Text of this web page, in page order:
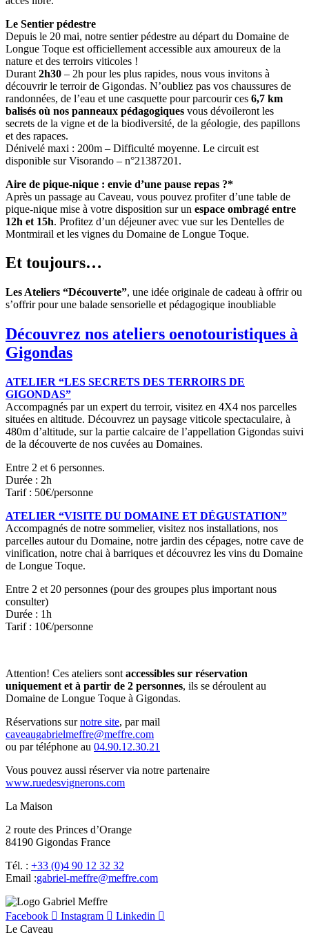
Le Sentier pédestre
Depuis le 20 mai, notre sentier pédestre au départ du Domaine de
Longue Toque est officiellement accessible aux amoureux de la
nature et des terroirs viticoles !
Durant 2h30 – 2h pour les plus rapides, nous vous invitons à
découvrir le terroirde Gigondas. N’oubliez pas vos chaussures de
randonnées, de l’eau et une casquette pour parcourir ces 6,7 km
balisés où nos panneaux pédagogiques vous dévoileront les
secrets de la vigne et de la biodiversité, de la géologie, des papillons
et des rapaces.
Dénivelé maxi : 200m – Difficulté moyenne. Le circuit est
disponible sur Visorando – n°21387201.
Aire de pique-nique : envie d’une pause repas ?*
Après un passage au Caveau, vous pouvez profiter d’une table de
pique-nique mise à votre disposition sur un espace ombragé entre
12h et 15h. Profitez d’un déjeuner avec vue sur les Dentelles de
Montmirail et les vignes du Domaine de Longue Toque.
Et toujours…
Les Ateliers “Découverte”, une idée originale de cadeau à offrir ou
s’offrir pour une balade sensorielle et pédagogique inoubliable
Découvrez nos ateliers oenotouristiques à
Gigondas
ATELIER “LES SECRETS DES TERROIRS DE
GIGONDAS”
Accompagnés par un expert du terroir, visitez en 4X4 nos parcelles
situées en altitude. Découvrez un paysage viticole spectaculaire, à
480m d’altitude, sur la partie calcaire de l’appellation Gigondas suivi
de la découverte de nos cuvées au Domaines.
Entre 2 et 6 personnes.
Durée : 2h
Tarif : 50€/personne
ATELIER “VISITE DU DOMAINE ET DÉGUSTATION”
Accompagnés de notre sommelier, visitez nos installations, nos
parcelles autour du Domaine, notre jardin des cépages, notre cave de
vinification, notre chai à barriques et découvrez les vins du Domaine
de Longue Toque.
Entre 2 et 20 personnes (pour des groupes plus important nous
consulter)
Durée : 1h
Tarif : 10€/personne
Attention! Ces ateliers sont accessibles sur réservation
uniquement et à partir de 2 personnes, ils se déroulent au
Domaine de Longue Toque à Gigondas.
Réservations surnotre site, par mail
moc.erffem@erffemleirbaguaevac
ou par téléphone au 04.90.12.30.21
Vous pouvez aussi réserver via notre partenaire
www.ruedesvignerons.com
La Maison
2 route des Princes d’Orange
84190 Gigondas France
Tél. : +33 (0)4 90 12 32 32
Email :moc.erffem@erffem-leirbag
Facebook Instagram
Linkedin
Le Caveau